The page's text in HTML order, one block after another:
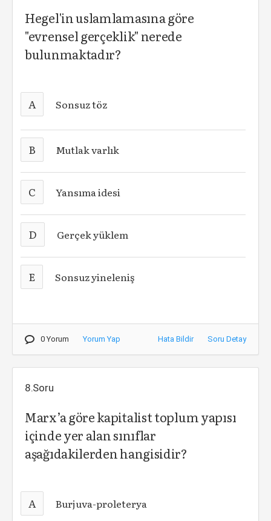
Hegel'in uslamlamasına göre
"evrensel gerçeklik" nerede
bulunmaktadır?
A Sonsuz töz
B Mutlak varlık
C Yansıma idesi
D Gerçek yüklem
E Sonsuz yineleniş
0 Yorum Yorum Yap Hata Bildir Soru Detay
8.Soru
Marx’a göre kapitalist toplum yapısı
içinde yer alan sınıflar
aşağıdakilerden hangisidir?
A Burjuva-proleterya